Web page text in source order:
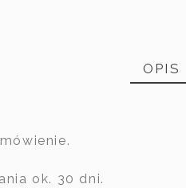
OPIS
ok. 30 dni.